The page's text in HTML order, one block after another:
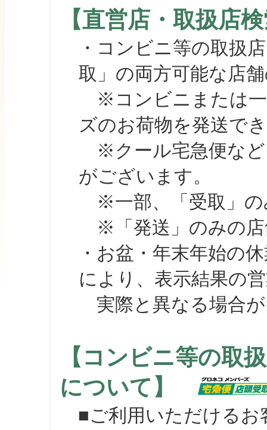
【直営店・取扱店
・コンビニ等の取扱
取」の両方可能な店
※コンビニまたは一
ズのお荷物を発送で
※クール宅急便など
がございます。
※一部、「受取」の
※「発送」のみの店
・お盆・年末年始の
により、表示結果の
実際と異なる場合が
【コンビニ等の取
について】
■ご利用いただけるお